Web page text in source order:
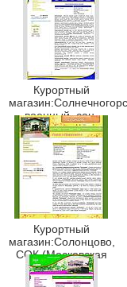
Курортный
военный, сан.
(Московская обл.)
Курортный
магазин:Солонцово,
СОК (Московская
обл.)